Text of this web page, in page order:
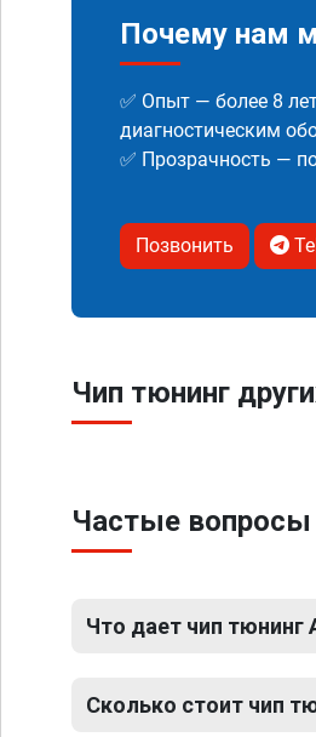
Почему нам
✅ Опыт — более 8
диагностическим
✅ Прозрачность —
Позвонить
Чип тюнинг
Частые вопросы
Что дает чип тюнинг
Сколько стоит чип